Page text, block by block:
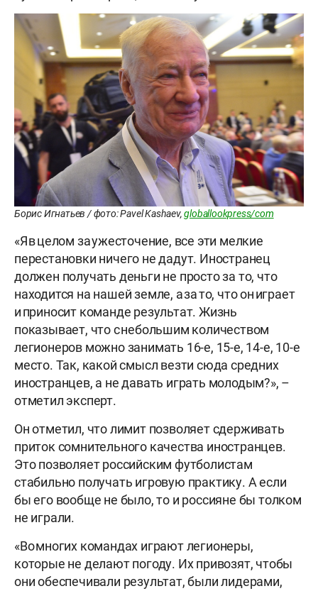
Борис Игнатьев / фото: Pavel Kashaev,globallookpress/com
«Я в целом за ужесточение, все эти мелкие
перестановки ничего не дадут. Иностранец
должен получать деньги не просто за то, что
находится на нашей земле, а за то, что он играет
и приносит команде результат. Жизнь
показывает, что с небольшим количеством
легионеров можно занимать 16-е, 15-е, 14-е, 10-е
место. Так, какой смысл везти сюда средних
иностранцев, а не давать играть молодым?», –
отметил эксперт.
Он отметил, что лимит позволяет сдерживать
приток сомнительного качества иностранцев.
Это позволяет российским футболистам
стабильно получать игровую практику. А если
бы его вообще не было, то и россияне бы толком
не играли.
«Во многих командах играют легионеры,
которые не делают погоду. Их привозят, чтобы
они обеспечивали результат, были лидерами,